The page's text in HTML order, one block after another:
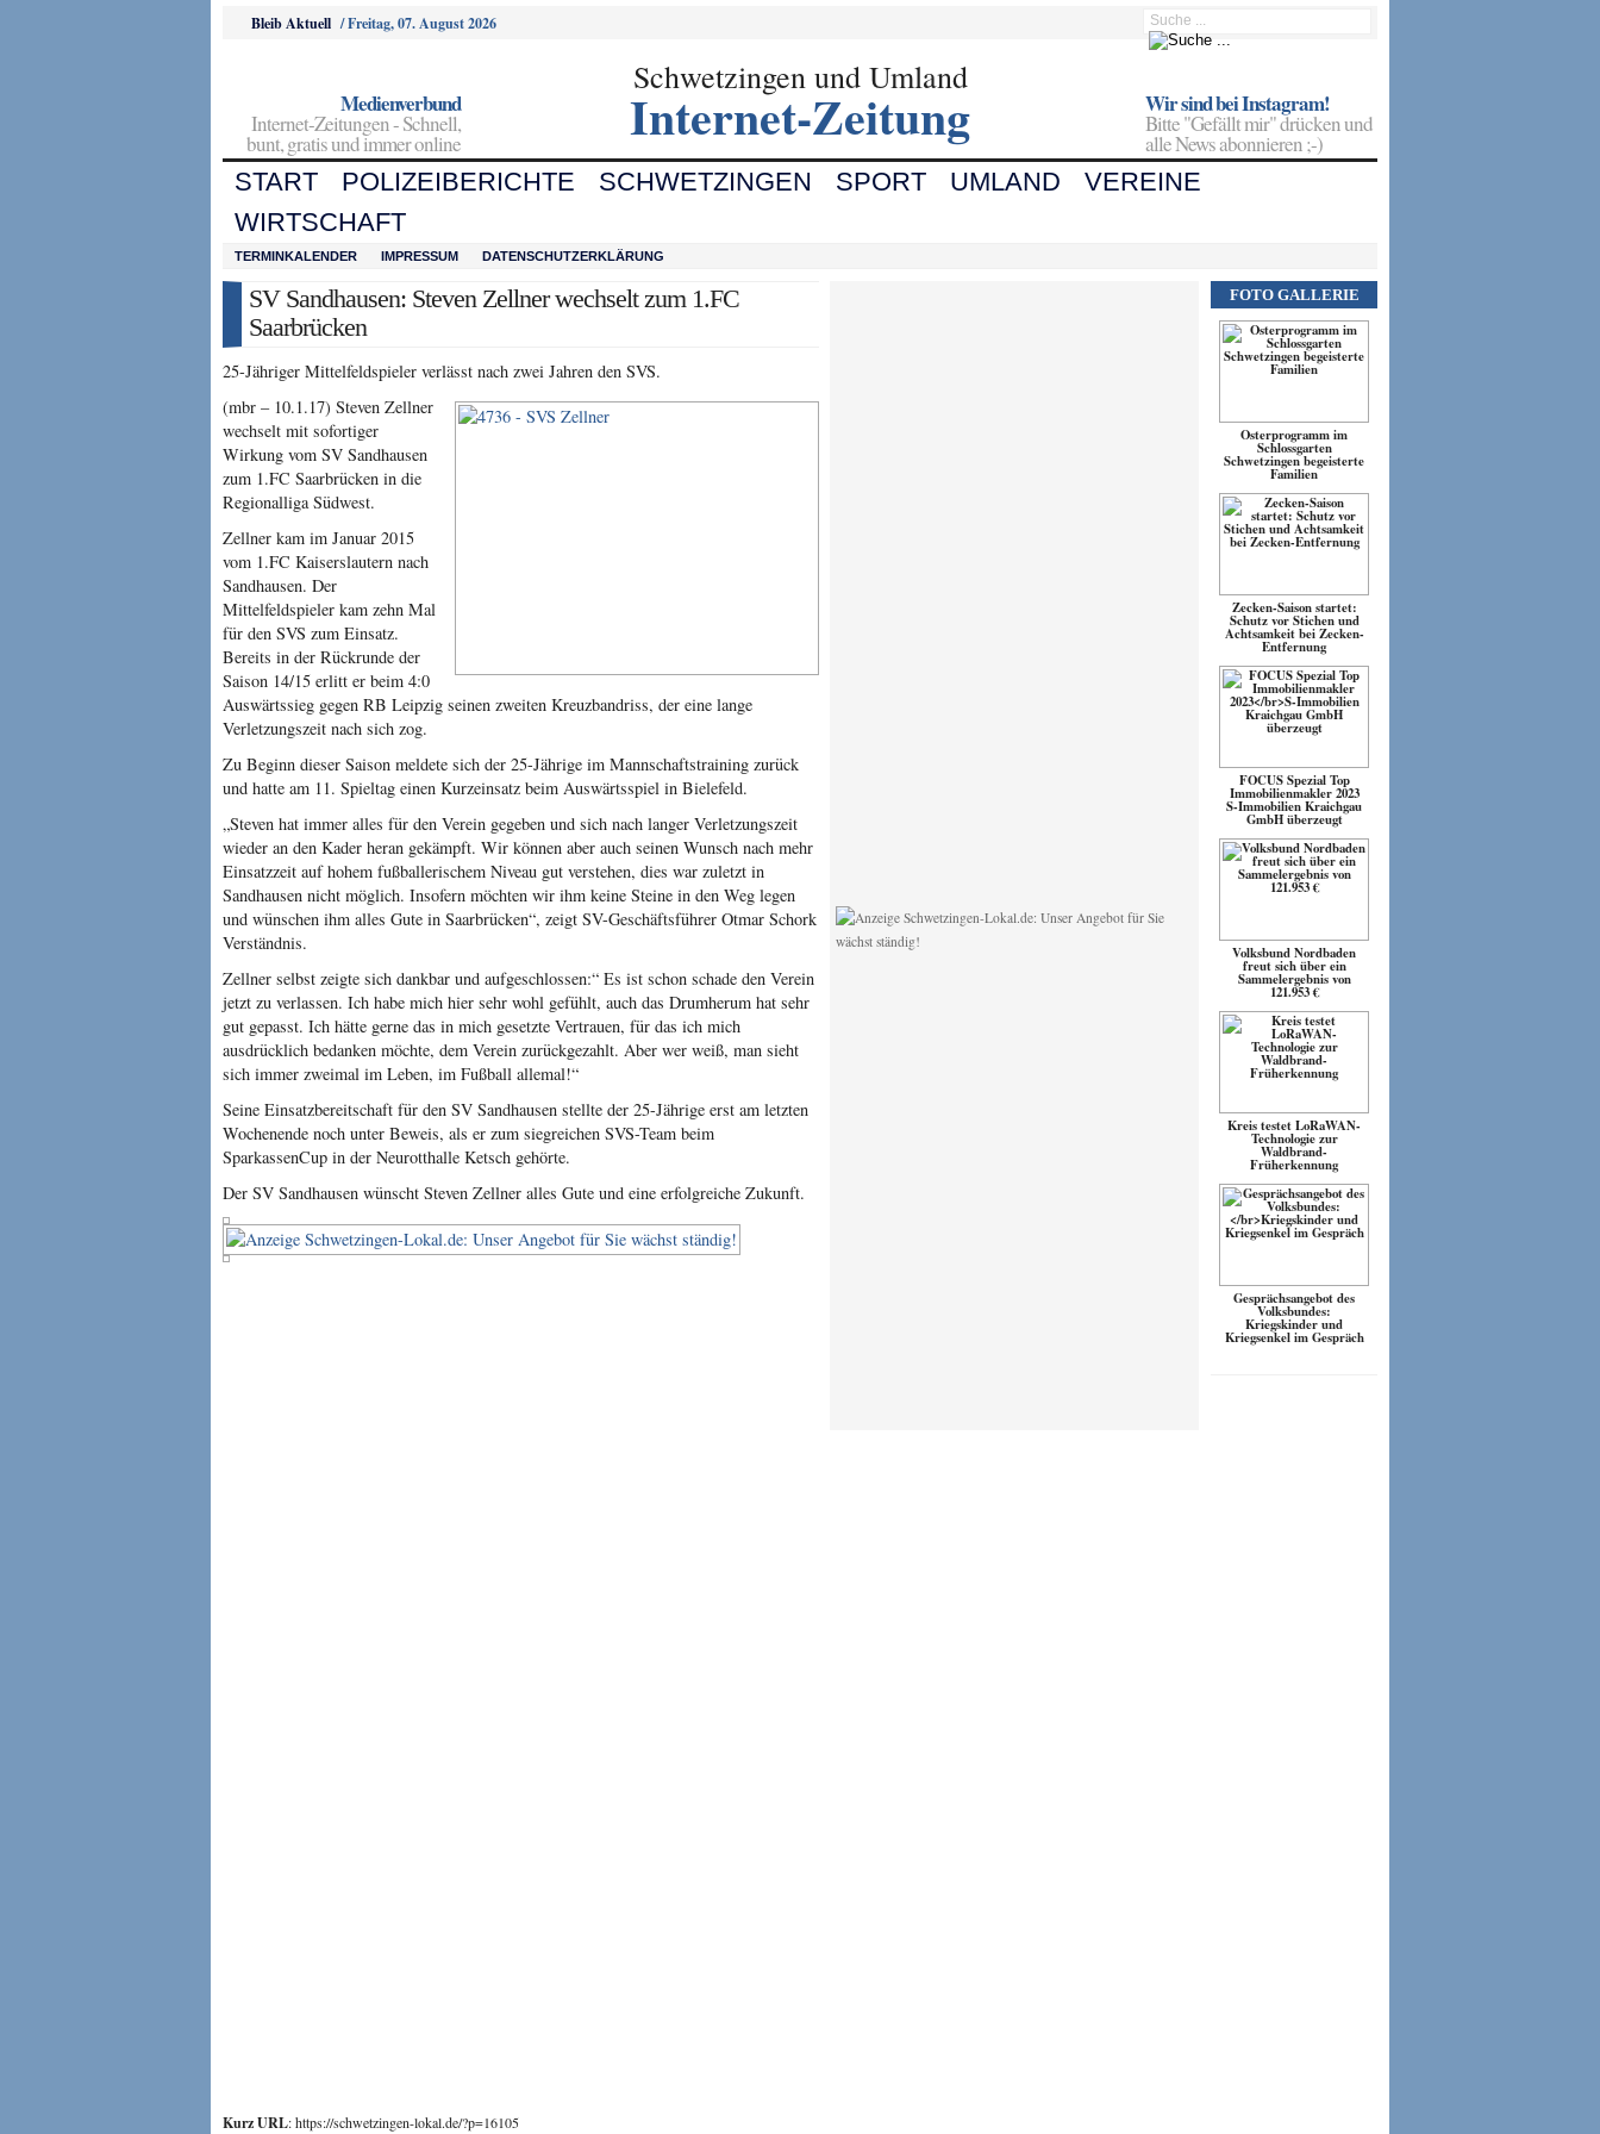
Bleib Aktuell /Freitag, 07. August 2026
Medienverbund
Internet-Zeitungen - Schnell,
bunt, gratis und immer online
Schwetzingen und Umland
Internet-Zeitung Wir sind bei Instagram!
Bitte "Gefällt mir" drücken und
alle News abonnieren ;-)
START POLIZEIBERICHTE SCHWETZINGEN SPORT UMLAND
VEREINE
WIRTSCHAFT
TERMINKALENDER IMPRESSUM DATENSCHUTZERKLÄRUNG
SV Sandhausen: Steven Zellner wechselt zum 1.FC
Saarbrücken
25-Jähriger Mittelfeldspieler verlässt nach zwei Jahren den SVS.
(mbr – 10.1.17) Steven Zellner
wechselt mit sofortiger
Wirkung vom SV Sandhausen
zum 1.FC Saarbrücken in die
Regionalliga Südwest.
Zellner kam im Januar 2015
vom 1.FC Kaiserslautern nach
Sandhausen. Der
Mittelfeldspieler kam zehn Mal
für den SVS zum Einsatz.
Bereits in der Rückrunde der
Saison 14/15 erlitt er beim 4:0
Auswärtssieg gegen RB Leipzig seinen zweiten Kreuzbandriss, der eine lange
Verletzungszeit nach sich zog.
Zu Beginn dieser Saison meldete sich der 25-Jährige im Mannschaftstraining zurück
und hatte am 11. Spieltag einen Kurzeinsatz beim Auswärtsspiel in Bielefeld.
„Steven hat immer alles für den Verein gegeben und sich nach langer Verletzungszeit
wieder an den Kader heran gekämpft. Wir können aber auch seinen Wunsch nach mehr
Einsatzzeit auf hohem fußballerischem Niveau gut verstehen, dies war zuletzt in
Sandhausen nicht möglich. Insofern möchten wir ihm keine Steine in den Weg legen
und wünschen ihm alles Gute in Saarbrücken“, zeigt SV-Geschäftsführer Otmar Schork
Verständnis.
Zellner selbst zeigte sich dankbar und aufgeschlossen:“ Es ist schon schade den Verein
jetzt zu verlassen. Ich habe mich hier sehr wohl gefühlt, auch das Drumherum hat sehr
gut gepasst. Ich hätte gerne das in mich gesetzte Vertrauen, für das ich mich
ausdrücklich bedanken möchte, dem Verein zurückgezahlt. Aber wer weiß, man sieht
sich immer zweimal im Leben, im Fußball allemal!“
Seine Einsatzbereitschaft für den SV Sandhausen stellte der 25-Jährige erst am letzten
Wochenende noch unter Beweis, als er zum siegreichen SVS-Team beim
SparkassenCup in der Neurotthalle Ketsch gehörte.
Der SV Sandhausen wünscht Steven Zellner alles Gute und eine erfolgreiche Zukunft.
Kurz URL: https://schwetzingen-lokal.de/?p=16105
FOTO GALLERIE
Osterprogramm im
Schlossgarten
Schwetzingen begeisterte
Familien
Zecken-Saison startet:
Schutz vor Stichen und
Achtsamkeit bei Zecken-
Entfernung
FOCUS Spezial Top
Immobilienmakler 2023
S-Immobilien Kraichgau
GmbH überzeugt
Volksbund Nordbaden
freut sich über ein
Sammelergebnis von
121.953 €
Kreis testet LoRaWAN-
Technologie zur
Waldbrand-
Früherkennung
Gesprächsangebot des
Volksbundes:
Kriegskinder und
Kriegsenkel im Gespräch